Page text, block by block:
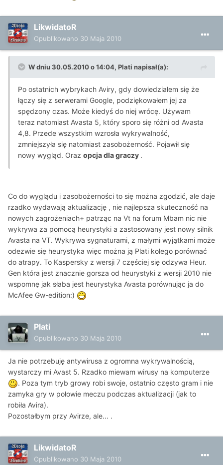
LikwidatoR
Opublikowano 30 Maja 2010
W dniu 30.05.2010 o 14:04, Plati napisał(a):
Po ostatnich wybrykach Aviry, gdy dowiedziałem się że
łączy się z serwerami Google, podziękowałem jej za
spędzony czas. Może kiedyś do niej wrócę. Używam
teraz natomiast Avasta 5, który sporo się różni od Avasta
4,8. Przede wszystkim wzrosła wykrywalność,
zmniejszyła się natomiast zasobożerność. Pojawił się
nowy wygląd. Oraz opcja dla graczy .
Co do wyglądu i zasobożerności to się można zgodzić, ale daje
rzadko wydawają aktualizację , nie najlepsza skuteczność na
nowych zagrożeniach+ patrząc na Vt na forum Mbam nic nie
wykrywa za pomocą heurystyki a zastosowany jest nowy silnik
Avasta na VT. Wykrywa sygnaturami, z małymi wyjątkami może
odezwie się heurystyka więc można ją Plati kolego porównać
do atrapy. To Kaspersky z wersji 7 częściej się odzywa Heur.
Gen która jest znacznie gorsza od heurystyki z wersji 2010 nie
wspomnę jak słaba jest heurystyka Avasta porównując ja do
McAfee Gw-edition:)
Plati
Opublikowano 30 Maja 2010
Ja nie potrzebuję antywirusa z ogromna wykrywalnością,
wystarczy mi Avast 5. Rzadko miewam wirusy na komputerze
. Poza tym tryb growy robi swoje, ostatnio często gram i nie
zamyka gry w połowie meczu podczas aktualizacji (jak to
robiła Avira).
Pozostałbym przy Avirze, ale... .
LikwidatoR
Opublikowano 30 Maja 2010